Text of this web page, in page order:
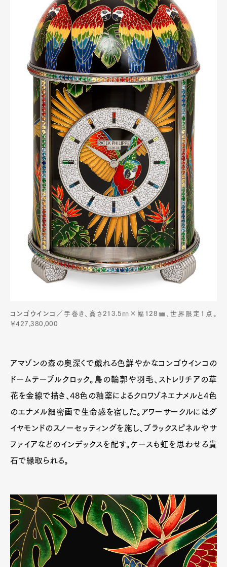
コンゴウインコ ／手巻き、高さ213.5㎜×幅128㎜、世界限定1点。
￥427,380,000
アマゾンの森の奥深くで戯れる色鮮やかなコンゴウインコの
ドームテーブルクロック。鳥の輪郭や羽毛、ストレリチアの草
花を金線で描き、48色の釉薬によるクロワゾネエナメルと4色
のエナメル細密画で生命感を宿した。アワーサークルにはダ
イヤモンドのスノーセッティングを施し、ブラックスピネルやサ
ファイアなどのインデックスを配す。ケースも虹を思わせる貴
石で縁取られる。